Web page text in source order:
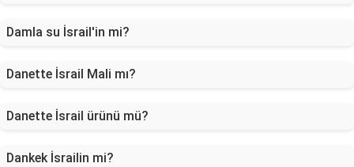
Damla su İsrail'in mi?
Danette İsrail Mali mı?
Danette İsrail ürünü mü?
Dankek İsrailin mi?